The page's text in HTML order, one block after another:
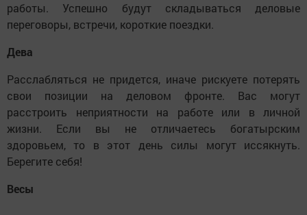
работы. Успешно будут складываться деловые
переговоры, встречи, короткие поездки.
Дева
Расслабляться не придется, иначе рискуете потерять
свои позиции на деловом фронте. Вас могут
расстроить неприятности на работе или в личной
жизни. Если вы не отличаетесь богатырским
здоровьем, то в этот день силы могут иссякнуть.
Берегите себя!
Весы